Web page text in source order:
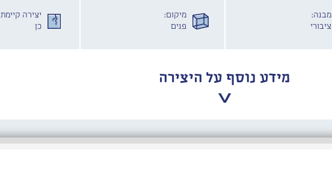
מבנה:
ציבורי
מיקום:
פנים
יצירה קיימת
כן
מידע נוסף על היצירה